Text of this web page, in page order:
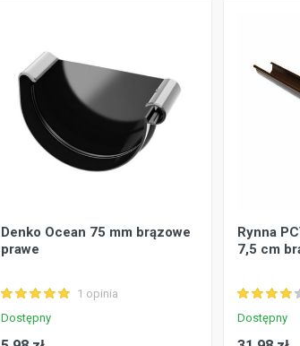
Denko Ocean 75 mm brązowe
prawe
1 opinia
Dostępny
Rynna
7,5 cm
Dostępny